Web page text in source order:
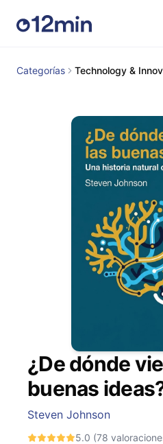
Categorías Technology &
¿De dónde
buenas
Steven Johnson
5.0 (78